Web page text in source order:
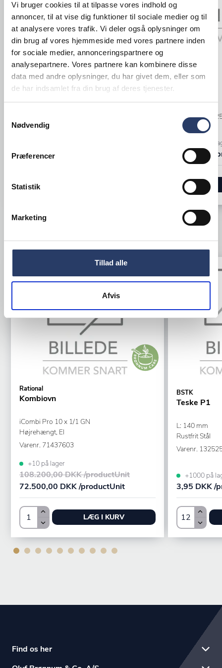
Vi bruger cookies til at tilpasse vores indhold og
annoncer, til at vise dig funktioner til sociale medier og til
at analysere vores trafik. Vi deler også oplysninger om
din brug af vores hjemmeside med vores partnere inden
for sociale medier, annonceringspartnere og
analysepartnere. Vores partnere kan kombinere disse
data med andre oplysninger, du har givet dem, eller som
de har indsamlet fra din brug af deres tjenester.
Nødvendig
Præferencer
Statistik
Marketing
Tillad alle
Afvis
Rational
Kombiovn
iCombi Pro 10 x 1/1 GN
Højrehængt, El
+10 på lager
72.500,00 DKK /productUnit
BSTK
Teske P1
Rustfrit Stål
Varenr.
+1000 på
3,95 DKK
TILBEHØR
Rational
Kombiovn
iCombi Pro 10 x 1/1 GN
Højrehængt, El
Varenr. 71437603
+10 på lager
108.200,00 DKK /productUnit
72.500,00 DKK /productUnit
LÆG I KURV
BSTK
Teske P1
L: 140 mm
Rustfrit Stål
Varenr.
+1000 på
3,95 DKK /
Find os her